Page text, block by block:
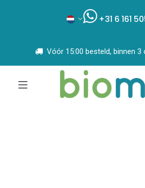
+31 6 161
Vóór 15:00 besteld, binnen 3